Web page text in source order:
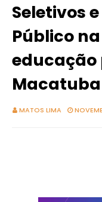
Seletivos
Público
educação
Macatuba
MATOS LIMA